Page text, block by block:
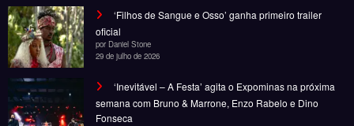
Noticias Entretenimento Gastronomia
© Copyright 2025, Todos os direitos reservados | Desenvolvido por Fênace
Comunicação e Marketing | Powered BySpiceThemes